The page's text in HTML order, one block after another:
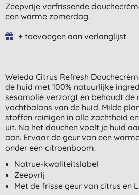
Zeepvrije verfrissende
een warme zomerdag.
+ toevoegen aan verlanglijst
Weleda Citrus Refresh
de huid met 100% natuurlijke
sesamolie verzorgt en behoudt de
vochtbalans van de huid. Milde
stoffen reinigen in alle zachtheid
uit. Na het douchen voelt je huid
aan. Ervaar de geur van een
onder een citroenboom.
Natrue-kwaliteitslabel
Zeepvrij
Met de frisse geur van citrus en